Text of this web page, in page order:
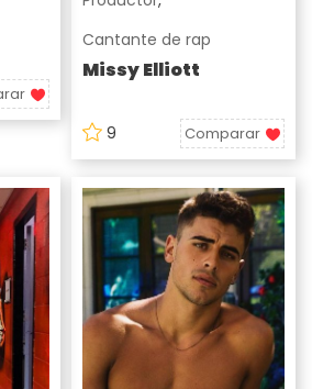
Cantante de rap
Missy Elliott
9 Comparar